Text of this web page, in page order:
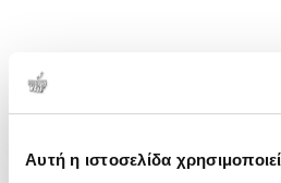
Αυτή η ιστοσελίδα